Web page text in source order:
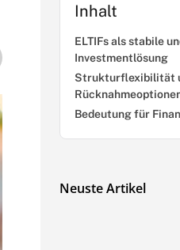
Inhalt
ELTIFs als stabile
Investmentlösung
Strukturflexibilität
Bedeutung für
Neuste Artikel